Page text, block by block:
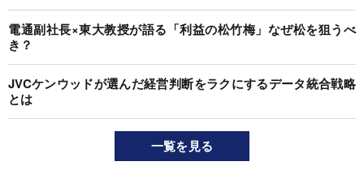
電通副社長×東大教授が語る「利益の松竹梅」なぜ松を狙うべ
き？
JVCケンウッドが選んだ経営判断をラクにするデータ統合戦略
とは
一覧を見る